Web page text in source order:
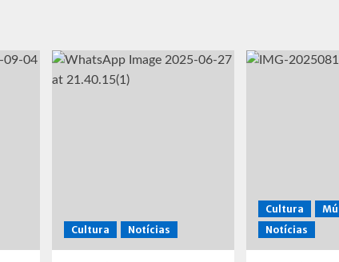
Cultura Notícias
Cultura
Notícias